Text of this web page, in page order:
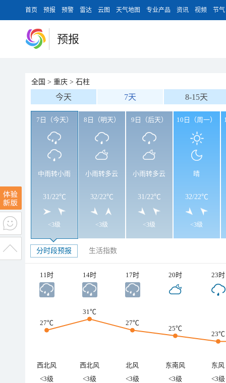
首页 预报 预警 雷达 云图 天气地图 专业产品 资讯 视频 节气
预报
全国 > 重庆 > 石柱
今天 7天 8-15天
7日（今天）
中雨转小雨
31/22℃
<3级
8日（明天）
小雨转多云
32/22℃
<3级
9日（后天）
小雨转多云
31/22℃
<3级
10日（周一）
晴
32/22℃
<3级
分时段预报 生活指数
11时 14时 17时 20时 23时
27℃
31℃
27℃
25℃
23℃
西北风 西北风 北风 东南风
东风
<3级
<3级 <3级 <3级 <3级